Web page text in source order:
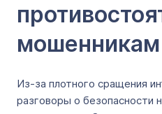
мошенникам
Из-за плотного сращения
разговоры о безопасности